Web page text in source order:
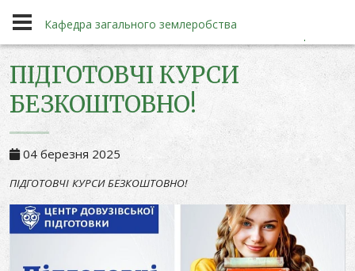
Кафедра загального землеробства
Кафедра загального землеробства
Події
ПІДГОТОВЧІ КУРСИ
БЕЗКОШТОВНО!
04 березня 2025
ПІДГОТОВЧІ КУРСИ БЕЗКОШТОВНО!